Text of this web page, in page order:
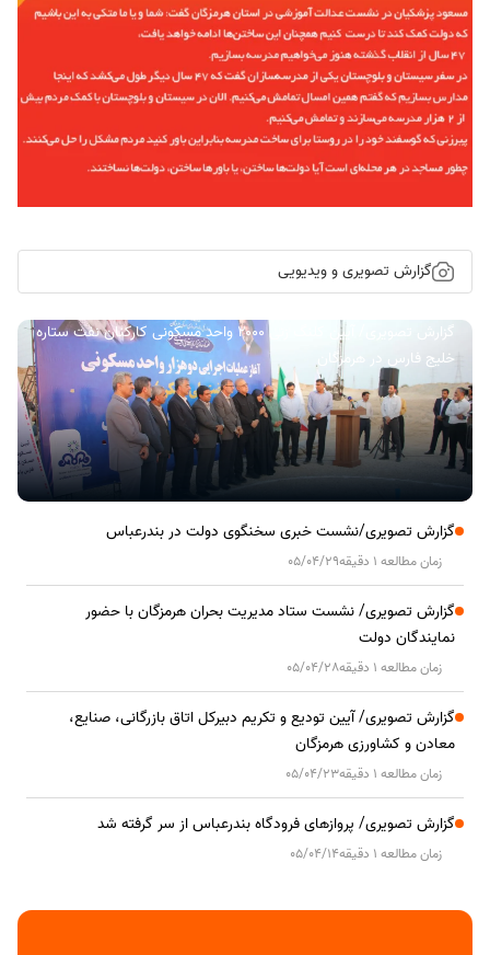
گزارش تصویری و ویدیویی
گزارش تصویری/ آیین کلنگ زنی ۲۰۰۰ واحد مسکونی کارکنان نفت ستاره
خلیج فارس در هرمزگان
گزارش تصویری/نشست خبری سخنگوی دولت در بندرعباس
زمان مطالعه 1 دقیقه 05/04/29
گزارش تصویری/ نشست ستاد مدیریت بحران هرمزگان با حضور
نمایندگان دولت
زمان مطالعه 1 دقیقه 05/04/28
گزارش تصویری/ آیین تودیع و تکریم دبیرکل اتاق بازرگانی، صنایع،
معادن و کشاورزی هرمزگان
زمان مطالعه 1 دقیقه 05/04/23
گزارش تصویری/ پروازهای فرودگاه بندرعباس از سر گرفته شد
زمان مطالعه 1 دقیقه 05/04/14